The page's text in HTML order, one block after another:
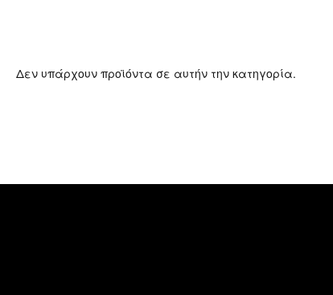
Δεν υπάρχουν προϊόντα σε αυτήν την κατηγορία.